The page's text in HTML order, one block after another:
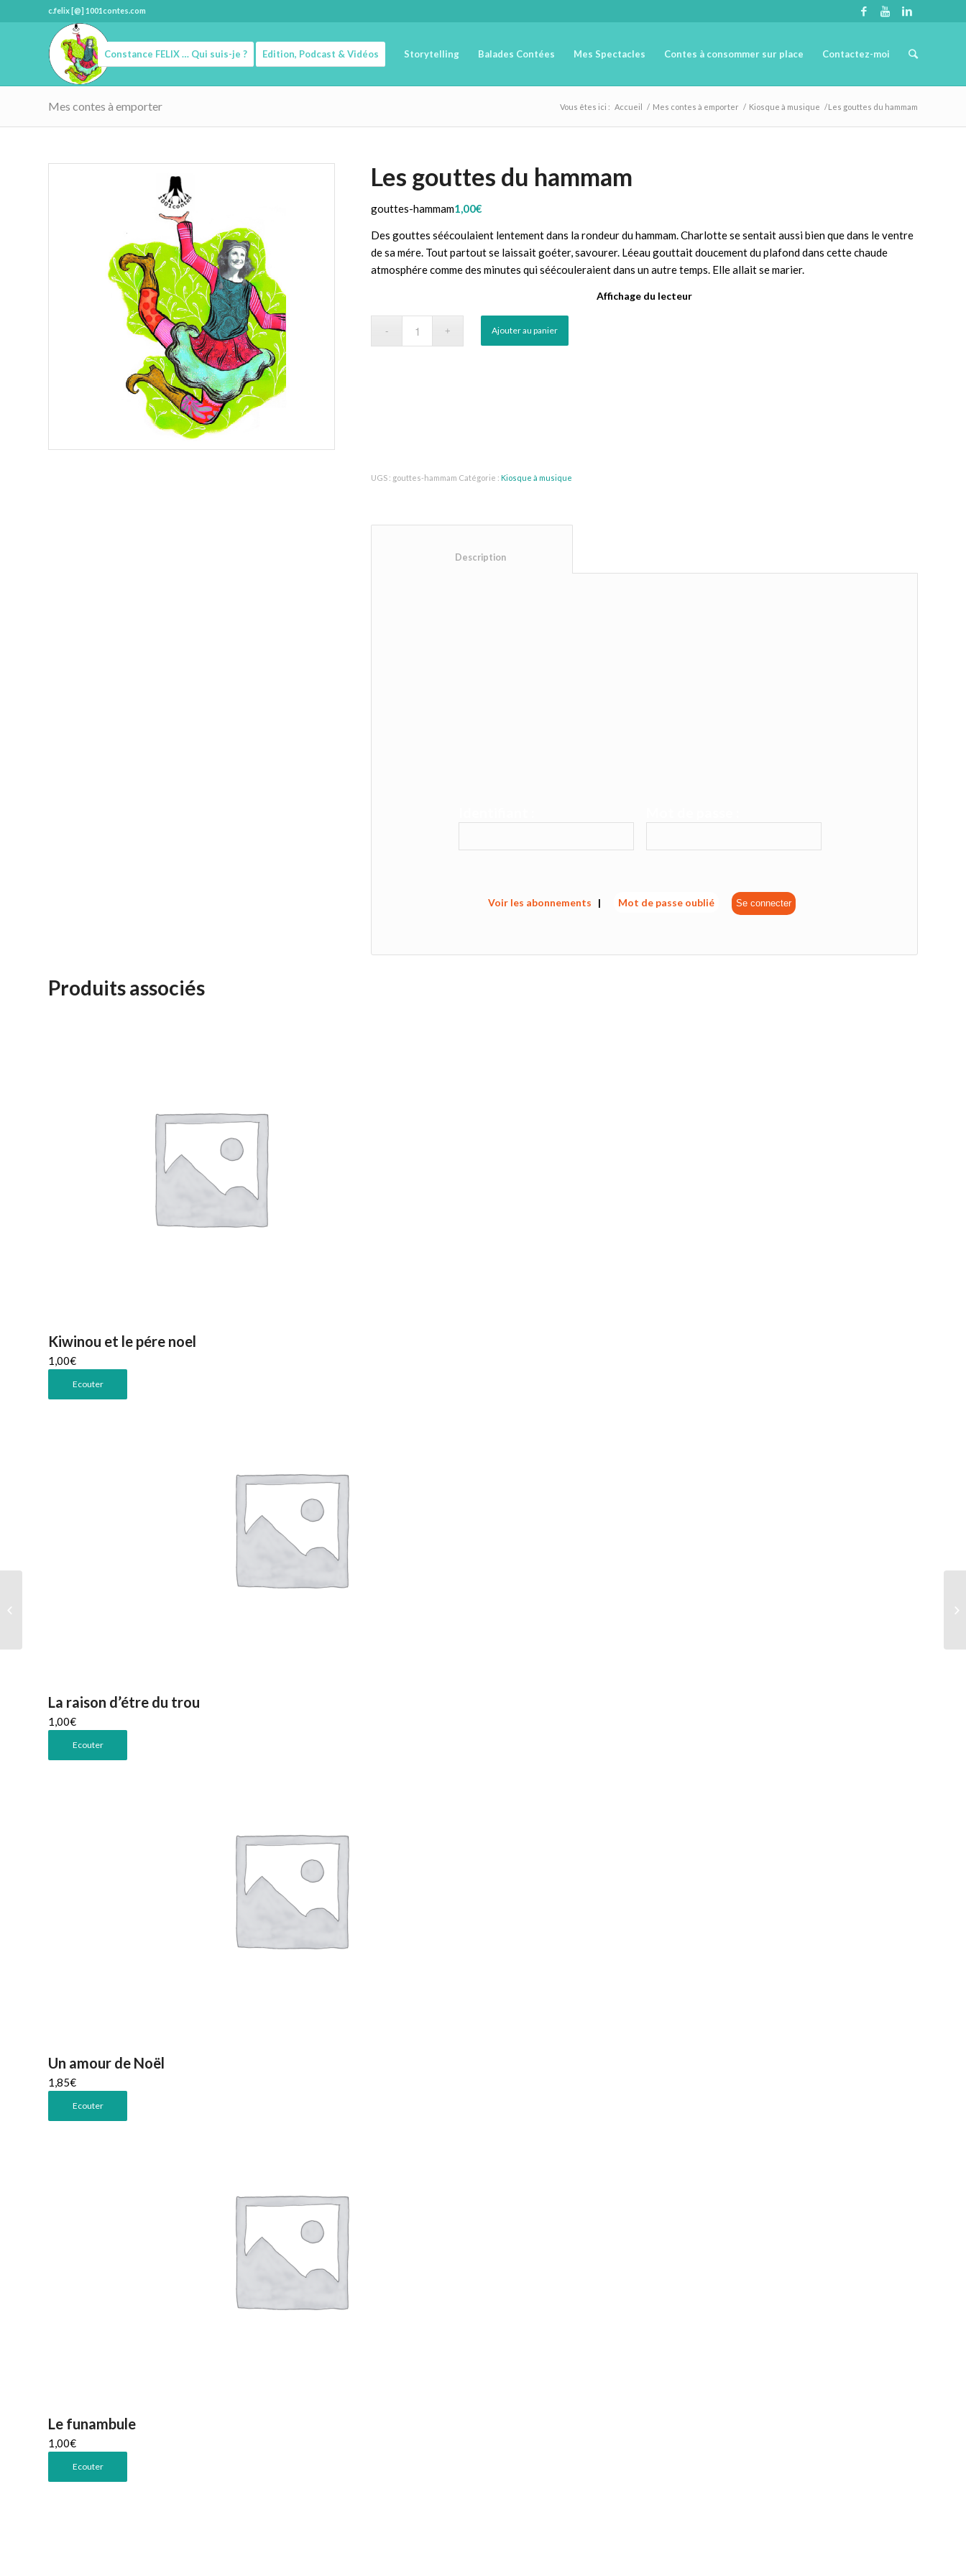
c.felix [@] 1001contes.com
Constance FELIX … Qui suis-je ? Edition, Podcast & Vidéos Storytelling Balades Contées Mes Spectacles Contes à consommer sur place Contactez-moi
Mes contes à emporter Vous êtes ici : Accueil / Mes contes à emporter / Kiosque à musique /Les gouttes du hammam
Les gouttes du hammam
gouttes-hammam1,00€
Des gouttes séécoulaient lentement dans la rondeur du hammam. Charlotte se sentait aussi bien que dans le ventre
de sa mére. Tout partout se laissait goéter, savourer. Léeau gouttait doucement du plafond dans cette chaude
atmosphére comme des minutes qui séécouleraient dans un autre temps. Elle allait se marier.
Affichage du lecteur
Ajouter au panier
UGS : gouttes-hammam Catégorie : Kiosque à musique
Voir les abonnements | Mot de passe oublié
Produits associés
Kiwinou et le pére noel
1,00€
Ecouter
La raison d’étre du trou
1,00€
Ecouter
Un amour de Noël
1,85€
Ecouter
Le funambule
1,00€
Ecouter